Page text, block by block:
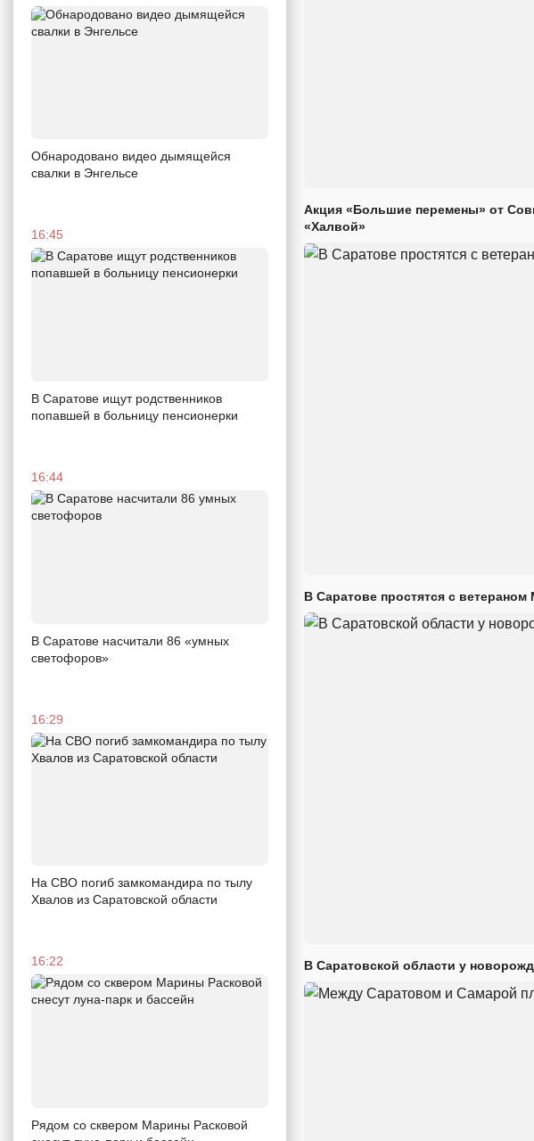
Обнародовано видео дымящейся
свалки в Энгельсе
16:45
В Саратове ищут родственников
попавшей в больницу пенсионерки
16:44
В Саратове насчитали 86 «умных
светофоров»
16:29
На СВО погиб замкомандира по тылу
Хвалов из Саратовской области
16:22
Рядом со сквером Марины Расковой
Акция «Большие перемены» от
«Халвой»
В Саратове простятся с
В Саратовской области у